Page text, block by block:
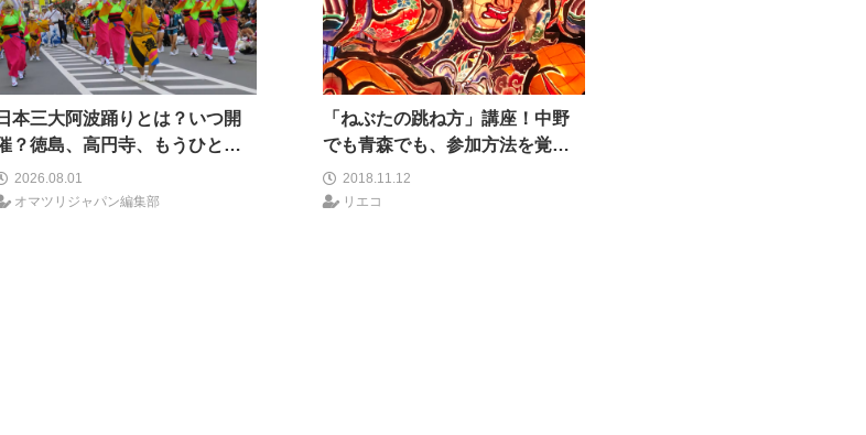
日本三大阿波踊りとは？いつ開
？徳島、高円寺、もうひとつ
どこ？
2026.08.01
オマツリジャパン編集部
「ねぶたの跳ね方」講座！中野
でも青森でも、参加方法を覚え
てみんなでラッセラー！
2018.11.12
リエコ